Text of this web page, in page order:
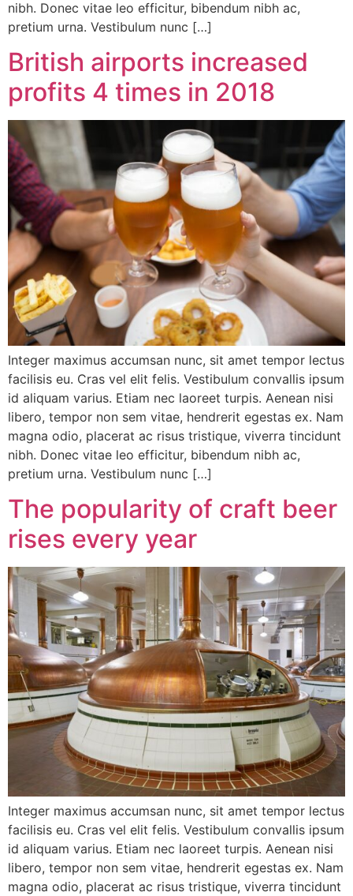
nibh. Donec vitae leo efficitur, bibendum nibh ac,
pretium urna. Vestibulum nunc […]
British airports increased
profits 4 times in 2018
Integer maximus accumsan nunc, sit amet tempor lectus
facilisis eu. Cras vel elit felis. Vestibulum convallis ipsum
id aliquam varius. Etiam nec laoreet turpis. Aenean nisi
libero, tempor non sem vitae, hendrerit egestas ex. Nam
magna odio, placerat ac risus tristique, viverra tincidunt
nibh. Donec vitae leo efficitur, bibendum nibh ac,
pretium urna. Vestibulum nunc […]
The popularity of craft beer
rises every year
Integer maximus accumsan nunc, sit amet tempor lectus
facilisis eu. Cras vel elit felis. Vestibulum convallis ipsum
id aliquam varius. Etiam nec laoreet turpis. Aenean nisi
libero, tempor non sem vitae, hendrerit egestas ex. Nam
magna odio, placerat ac risus tristique, viverra tincidunt